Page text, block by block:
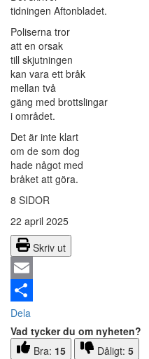
tidningen Aftonbladet.
Poliserna tror
att en orsak
till skjutningen
kan vara ett bråk
mellan två
gäng med brottslingar
i området.
Det är inte klart
om de som dog
hade något med
bråket att göra.
8 SIDOR
22 april 2025
Skriv ut
Email
Dela
Vad tycker du om nyheten?
Bra: 15 Dåligt: 5